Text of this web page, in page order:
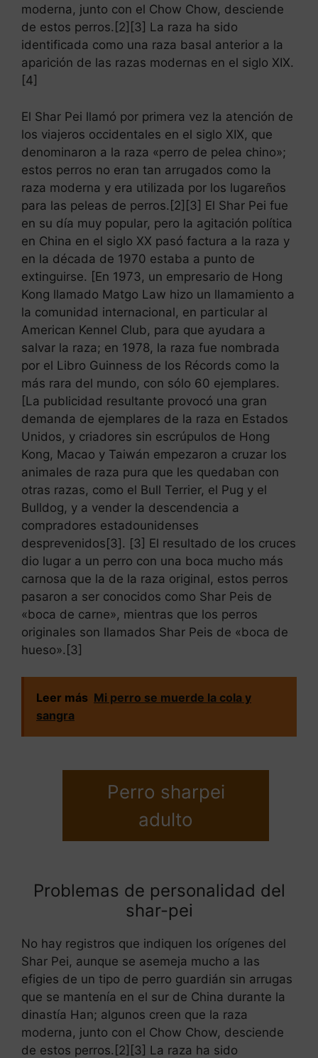
moderna, junto con el Chow Chow, desciende
de estos perros.[2][3] La raza ha sido
identificada como una raza basal anterior a la
aparición de las razas modernas en el siglo XIX.
[4]
El Shar Pei llamó por primera vez la atención de
los viajeros occidentales en el siglo XIX, que
denominaron a la raza «perro de pelea chino»;
estos perros no eran tan arrugados como la
raza moderna y era utilizada por los lugareños
para las peleas de perros.[2][3] El Shar Pei fue
en su día muy popular, pero la agitación política
en China en el siglo XX pasó factura a la raza y
en la década de 1970 estaba a punto de
extinguirse. [En 1973, un empresario de Hong
Kong llamado Matgo Law hizo un llamamiento a
la comunidad internacional, en particular al
American Kennel Club, para que ayudara a
salvar la raza; en 1978, la raza fue nombrada
por el Libro Guinness de los Récords como la
más rara del mundo, con sólo 60 ejemplares.
[La publicidad resultante provocó una gran
demanda de ejemplares de la raza en Estados
Unidos, y criadores sin escrúpulos de Hong
Kong, Macao y Taiwán empezaron a cruzar los
animales de raza pura que les quedaban con
otras razas, como el Bull Terrier, el Pug y el
Bulldog, y a vender la descendencia a
compradores estadounidenses
desprevenidos[3]. [3] El resultado de los cruces
dio lugar a un perro con una boca mucho más
carnosa que la de la raza original, estos perros
pasaron a ser conocidos como Shar Peis de
«boca de carne», mientras que los perros
originales son llamados Shar Peis de «boca de
hueso».[3]
Leer más Mi perro se muerde la cola y
sangra
Perro sharpei
adulto
Problemas de personalidad del
shar-pei
No hay registros que indiquen los orígenes del
Shar Pei, aunque se asemeja mucho a las
efigies de un tipo de perro guardián sin arrugas
que se mantenía en el sur de China durante la
dinastía Han; algunos creen que la raza
moderna, junto con el Chow Chow, desciende
de estos perros.[2][3] La raza ha sido